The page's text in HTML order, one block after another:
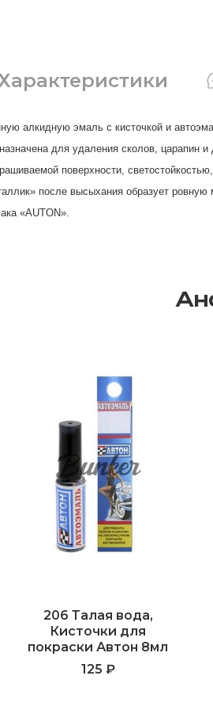
алкидную эмаль с кисточкой и
для удаления сколов, царапин
поверхности,
после высыхания образует
«AUTON».
206 Талая вода,
Кисточки для
покраски Автон 8мл
125 ₽